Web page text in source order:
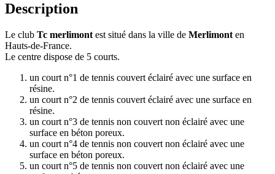
Description
Le club Tc merlimont est situé dans la ville de Merlimont en
Hauts-de-France.
Le centre dispose de 5 courts.
un court n°1 de tennis couvert éclairé avec une surface en
résine.
un court n°2 de tennis couvert éclairé avec une surface en
résine.
un court n°3 de tennis non couvert non éclairé avec une
surface en béton poreux.
un court n°4 de tennis non couvert non éclairé avec une
surface en béton poreux.
un court n°5 de tennis non couvert non éclairé avec une